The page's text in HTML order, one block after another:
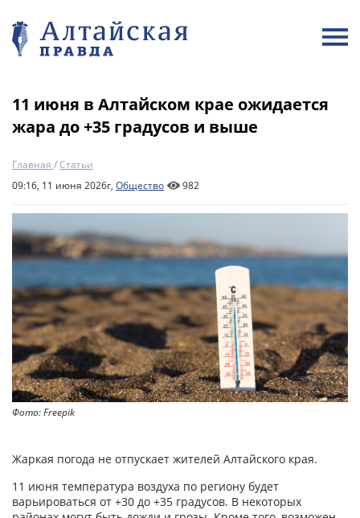
11 июня в Алтайском крае ожидается
жара до +35 градусов и выше
Главная /Статьи
09:16, 11 июня 2026г, Общество 982
Фото: Freepik
Жаркая погода не отпускает жителей Алтайского края.
11 июня температура воздуха по региону будет
варьироваться от +30 до +35 градусов. В некоторых